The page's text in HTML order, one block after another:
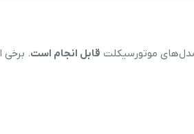
قابل انجام است. برخی